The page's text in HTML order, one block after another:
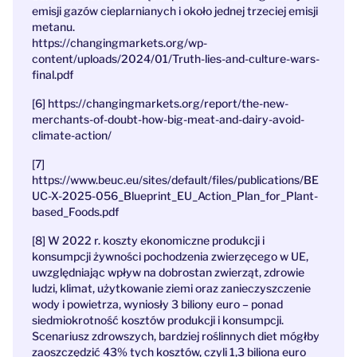
emisji gazów cieplarnianych i około jednej trzeciej emisji
metanu.
https://changingmarkets.org/wp-
content/uploads/2024/01/Truth-lies-and-culture-wars-
final.pdf
[6] https://changingmarkets.org/report/the-new-
merchants-of-doubt-how-big-meat-and-dairy-avoid-
climate-action/
[7]
https://www.beuc.eu/sites/default/files/publications/BE
UC-X-2025-056_Blueprint_EU_Action_Plan_for_Plant-
based_Foods.pdf
[8] W 2022 r. koszty ekonomiczne produkcji i
konsumpcji żywności pochodzenia zwierzęcego w UE,
uwzględniając wpływ na dobrostan zwierząt, zdrowie
ludzi, klimat, użytkowanie ziemi oraz zanieczyszczenie
wody i powietrza, wyniosły 3 biliony euro – ponad
siedmiokrotność kosztów produkcji i konsumpcji.
Scenariusz zdrowszych, bardziej roślinnych diet mógłby
zaoszczędzić 43% tych kosztów, czyli 1,3 biliona euro